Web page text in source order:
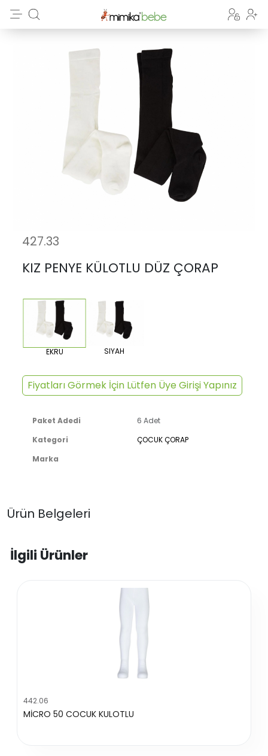
427.33
KIZ PENYE KÜLOTLU DÜZ ÇORAP
EKRU SIYAH
Fiyatları Görmek İçin Lütfen Üye Girişi Yapınız
Paket Adedi
6 Adet
Kategori
ÇOCUK ÇORAP
Marka
Ürün Belgeleri
İlgili Ürünler
442.06
MİCRO 50 COCUK KULOTLU